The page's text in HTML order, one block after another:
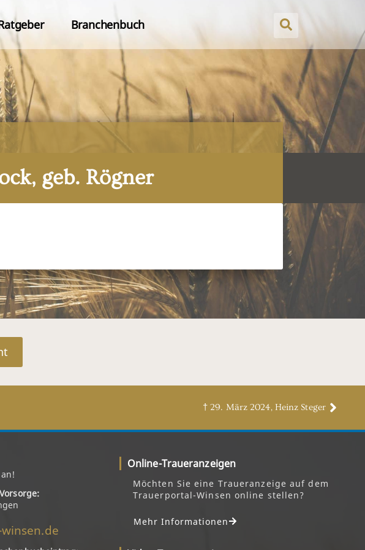
Branchenbuch
geb. Rögner
† 29. März 2024, Heinz Steger
Online-Traueranzeigen
Möchten Sie eine Traueranzeige auf dem
Trauerportal-Winsen online stellen?
Mehr Informationen